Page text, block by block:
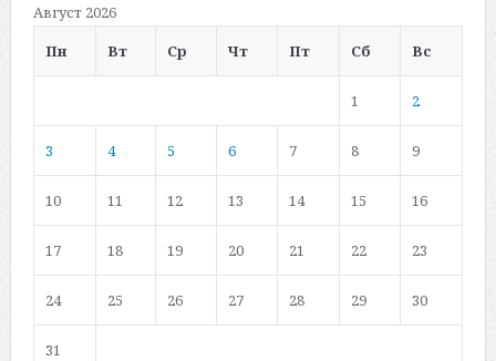
Август 2026
Пн
Вт Ср Чт Пт Сб Вс
1 2
3 4 5 6 7 8 9
10 11 12 13 14 15 16
17 18 19 20 21 22 23
24 25 26 27 28 29 30
31